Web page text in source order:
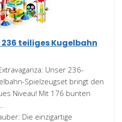
teiliges Kugelbahn
Unser 236-
Spielzeugset bringt den
Niveau! Mit 176 bunten
Die einzigartige